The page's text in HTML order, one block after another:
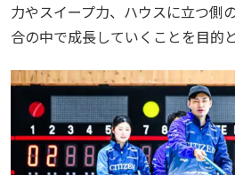
力やスイープ力、ハウスに立つ側
合の中で成長していくことを目的